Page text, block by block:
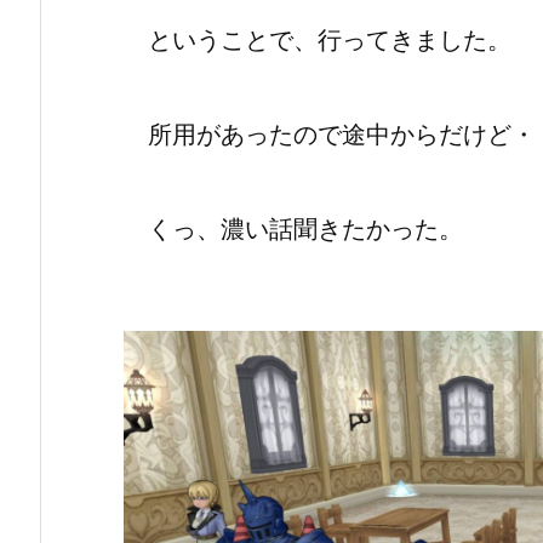
ということで、行ってきました。
所用があったので途中からだけど・
くっ、濃い話聞きたかった。